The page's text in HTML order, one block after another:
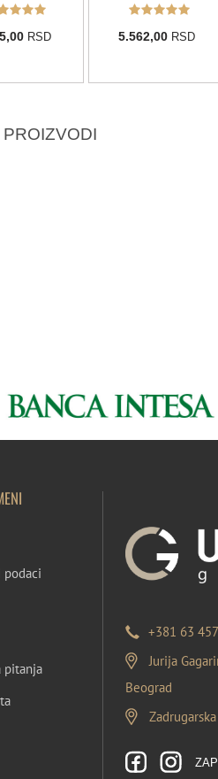
RSD 5.562,00 RSD
podaci
pitanja
+381 63
Jurija
Beograd